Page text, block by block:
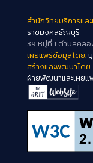
สำนักวิทยบริการแล
ราชมงคลธัญบุรี
39 หมู่ที่ 1 ตำบลคล
เผยแพร่ข้อมูลโดย.
สร้างและพัฒนาโดย.
ฝ่ายพัฒนาและเผยแ